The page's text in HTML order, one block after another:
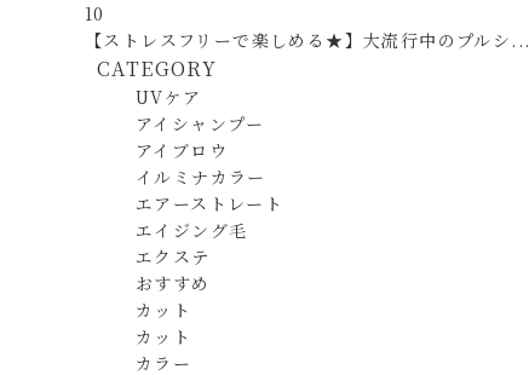
10
【ストレスフリーで楽しめる★】大流行中のプルシ...
CATEGORY
UVケア
アイシャンプー
アイブロウ
イルミナカラー
エアーストレート
エイジング毛
エクステ
おすすめ
カット
カット
カラー